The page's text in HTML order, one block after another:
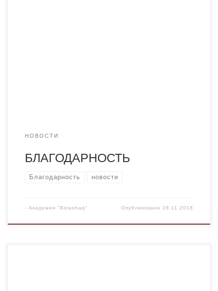
НОВОСТИ
БЛАГОДАРНОСТЬ
Благодарность новости
- Академия "Bolashaq" Опубликовано28.11.2018